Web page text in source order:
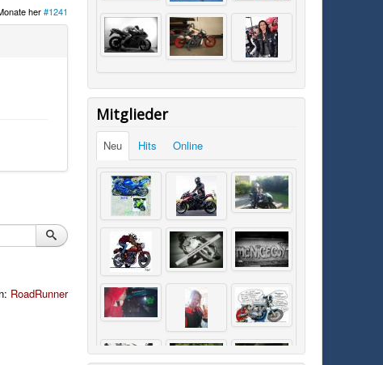
her#1241
RoadRunner
Mitglieder
Neu Hits Online